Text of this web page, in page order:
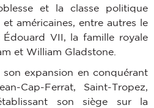
et la classe politique
américaines, entre autres le
VII, la famille royale
et William Gladstone.
expansion en conquérant
Cap-Ferrat, Saint-Tropez,
son siège sur la